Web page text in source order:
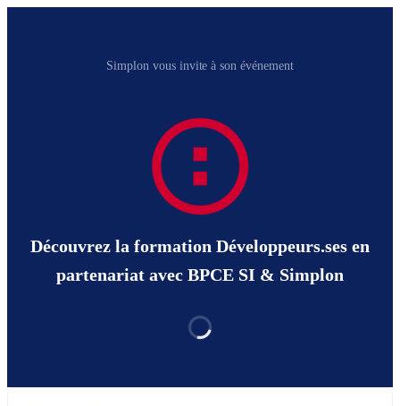
Simplon vous invite à son événement
Découvrez la formation Développeurs.ses en
partenariat avec BPCE SI & Simplon